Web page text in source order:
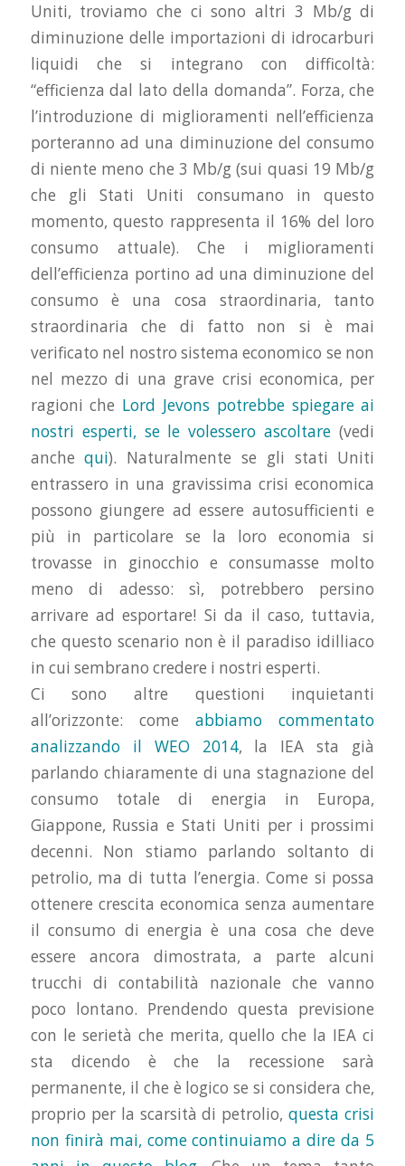
Uniti, troviamo che ci sono altri 3 Mb/g di
diminuzione delle importazioni di idrocarburi
liquidi che si integrano con difficoltà:
“efficienza dal lato della domanda”. Forza, che
l’introduzione di miglioramenti nell’efficienza
porteranno ad una diminuzione del consumo
di niente meno che 3 Mb/g (sui quasi 19 Mb/g
che gli Stati Uniti consumano in questo
momento, questo rappresenta il 16% del loro
consumo attuale). Che i miglioramenti
dell’efficienza portino ad una diminuzione del
consumo è una cosa straordinaria, tanto
straordinaria che di fatto non si è mai
verificato nel nostro sistema economico se non
nel mezzo di una grave crisi economica, per
ragioni che Lord Jevons potrebbe spiegare ai
nostri esperti, se le volessero ascoltare (vedi
anchequi). Naturalmente se gli stati Uniti
entrassero in una gravissima crisi economica
possono giungere ad essere autosufficienti e
più in particolare se la loro economia si
trovasse in ginocchio e consumasse molto
meno di adesso: sì, potrebbero persino
arrivare ad esportare! Si da il caso, tuttavia,
che questo scenario non è il paradiso idilliaco
in cui sembrano credere i nostri esperti.
Ci sono altre questioni inquietanti
all’orizzonte: comeabbiamo commentato
analizzando il WEO 2014, la IEA sta già
parlando chiaramente di una stagnazione del
consumo totale di energia in Europa,
Giappone, Russia e Stati Uniti per i prossimi
decenni. Non stiamo parlando soltanto di
petrolio, ma di tutta l’energia. Come si possa
ottenere crescita economica senza aumentare
il consumo di energia è una cosa che deve
essere ancora dimostrata, a parte alcuni
trucchi di contabilità nazionale che vanno
poco lontano. Prendendo questa previsione
con le serietà che merita, quello che la IEA ci
sta dicendo è che la recessione sarà
permanente, il che è logico se si considera che,
proprio per la scarsità di petrolio,questa crisi
non finirà mai, come continuiamo a dire da 5